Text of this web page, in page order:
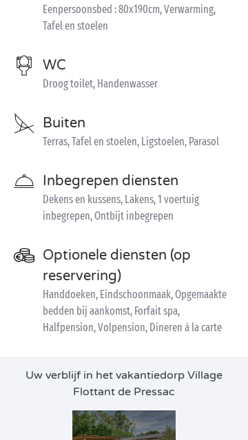
Eenpersoonsbed : 80x190cm, Verwarming,
Tafel en stoelen
WC
Droog toilet, Handenwasser
Buiten
Terras, Tafel en stoelen, Ligstoelen, Parasol
Inbegrepen diensten
Dekens en kussens, Lakens, 1 voertuig
inbegrepen, Ontbijt inbegrepen
Optionele diensten (op
reservering)
Handdoeken, Eindschoonmaak, Opgemaakte
bedden bij aankomst, Forfait spa,
Halfpension, Volpension, Dineren à la carte
Uw verblijf in het vakantiedorp Village
Flottant de Pressac